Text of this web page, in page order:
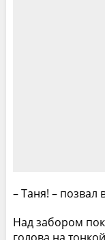
– Таня! – позвал
Над забором